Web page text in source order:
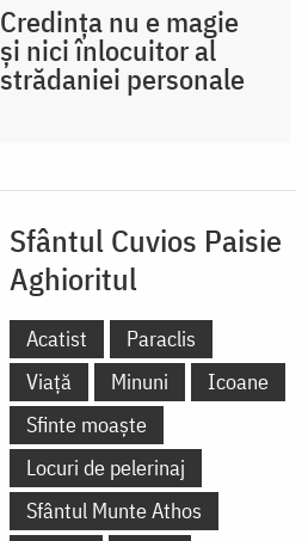
Credința nu e magie
și nici înlocuitor al
strădaniei personale
Sfântul Cuvios Paisie
Aghioritul
Acatist
Paraclis
Viață
Minuni
Icoane
Sfinte moaște
Locuri de pelerinaj
Sfântul Munte Athos